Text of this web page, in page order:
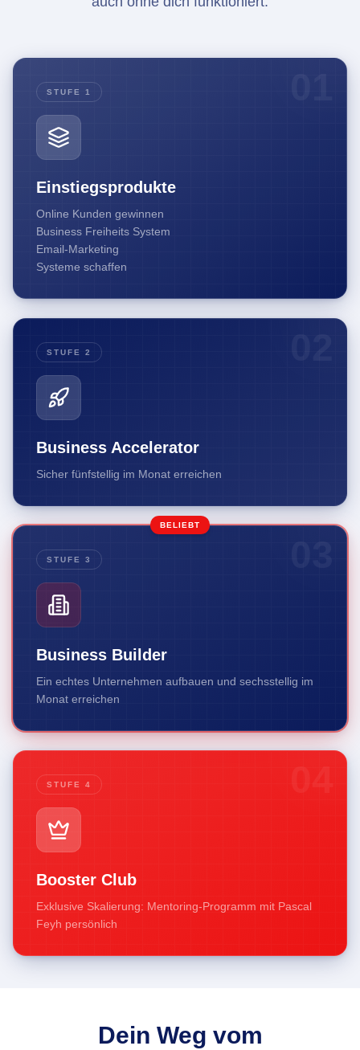
STUFE 1
Einstiegsprodukte
Online Kunden gewinnen
Business Freiheits System
Email-Marketing
Systeme schaffen
STUFE 2
Business Accelerator
Sicher fünfstellig im Monat erreichen
BELIEBT
STUFE 3
Business Builder
Ein echtes Unternehmen aufbauen und sechsstellig im
Monat erreichen
STUFE 4
Booster Club
Exklusive Skalierung: Mentoring-Programm mit Pascal
Feyh persönlich
Dein Weg vom